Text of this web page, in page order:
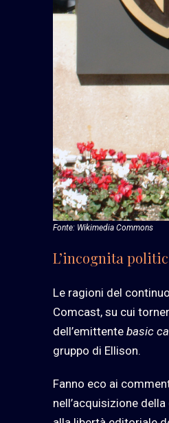
Fonte: Wikimedia Commons
L’incognita
Le ragioni del
Comcast, su cui
dell’emittente basic
gruppo di Ellison.
Fanno eco ai
nell’acquisizione della